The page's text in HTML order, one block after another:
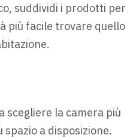
suddividi i prodotti per
più facile trovare quello
scegliere la camera più
a disposizione.